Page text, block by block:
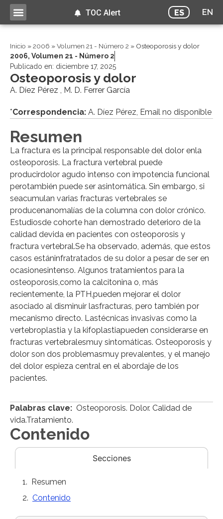
ES EN
TOC Alert
Inicio »2006 »Volumen 21 - Número 2 » Osteoporosis y dolor
2006, Volumen 21 - Número 2
Publicado en: diciembre 17, 2025
Osteoporosis y dolor
A. Díez Pérez , M. D. Ferrer García
*Correspondencia: A. Díez Pérez, Email no disponible
Resumen
La fractura es la principal responsable del dolor enla
osteoporosis. La fractura vertebral puede
producirdolor agudo intenso con impotencia funcional
perotambién puede ser asintomática. Sin embargo, si
seacumulan varias fracturas vertebrales se
producenanomalías de la columna con dolor crónico.
Estudiosde cohorte han demostrado deterioro de la
calidad devida en pacientes con osteoporosis y
fractura vertebral.Se ha observado, además, que estos
casos estáninfratratados de su dolor a pesar de ser en
ocasionesintenso. Algunos tratamientos para la
osteoporosis,como la calcitonina o, más
recientemente, la PTH,pueden mejorar el dolor
asociado al disminuir lasfracturas, pero también por
mecanismo directo. Lastécnicas invasivas como la
vertebroplastia y la kifoplastiapueden considerarse en
fracturas vertebralesmuy sintomáticas. Osteoporosis y
dolor son dos problemasmuy prevalentes, y el manejo
del dolor espieza central en el abordaje de los
pacientes.
Palabras clave: Osteoporosis. Dolor. Calidad de
vida.Tratamiento.
Contenido
Secciones
Resumen
Contenido